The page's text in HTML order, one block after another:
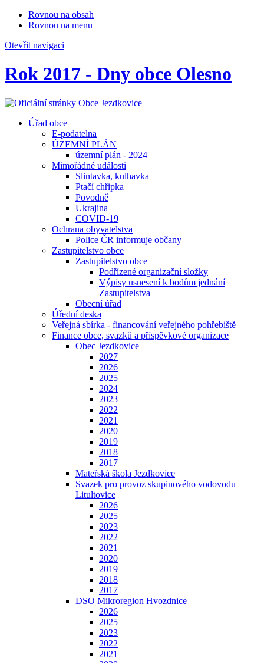
Rovnou na obsah
Rovnou na menu
Otevřit navigaci
Rok 2017 - Dny obce Olesno
Úřad obce
E-podatelna
ÚZEMNÍ PLÁN
územní plán - 2024
Mimořádné události
Slintavka, kulhavka
Ptačí chřipka
Povodně
Ukrajina
COVID-19
Ochrana obyvatelstva
Police ČR informuje občany
Zastupitelstvo obce
Zastupitelstvo obce
Podřízené organizační složky
Výpisy usnesení k bodům jednání
Zastupitelstva
Obecní úřad
Úřední deska
Veřejná sbírka - financování veřejného pohřebiště
Finance obce, svazků a příspěvkové organizace
Obec Jezdkovice
2027
2026
2025
2024
2023
2022
2021
2020
2019
2018
2017
Mateřská škola Jezdkovice
Svazek pro provoz skupinového vodovodu
Litultovice
2026
2025
2023
2022
2021
2020
2019
2018
2017
DSO Mikroregion Hvozdnice
2026
2025
2023
2022
2021